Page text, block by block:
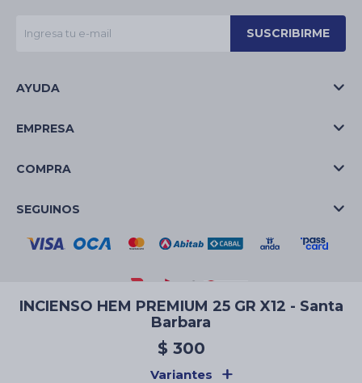
INCIENSO HEM PREMIUM 25 GR X12 - Santa
Barbara
$ 300
Variantes
SUSCRIBIRME
AYUDA
EMPRESA
COMPRA
SEGUINOS
© Copyright 2026 / La Casa de las Velas